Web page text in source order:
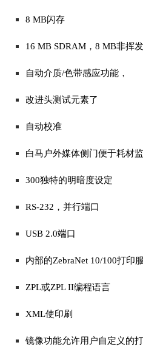
8 MB闪存
16 MB SDRAM，8 MB非挥
自动介质/色带感应功能，
改进头测试元素了
自动校准
白马户外媒体侧门便于耗材
300独特的明暗度设定
RS-232，并行端口
USB 2.0端口
内部的ZebraNet 10/100打印
ZPL或ZPL II编程语言
XML使印刷
镜像功能允许用户自定义的